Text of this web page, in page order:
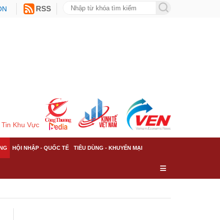
RSS
Tin Khu Vực
HỘI NHẬP - QUỐC TẾ TIÊU DÙNG - KHUYẾN MẠI